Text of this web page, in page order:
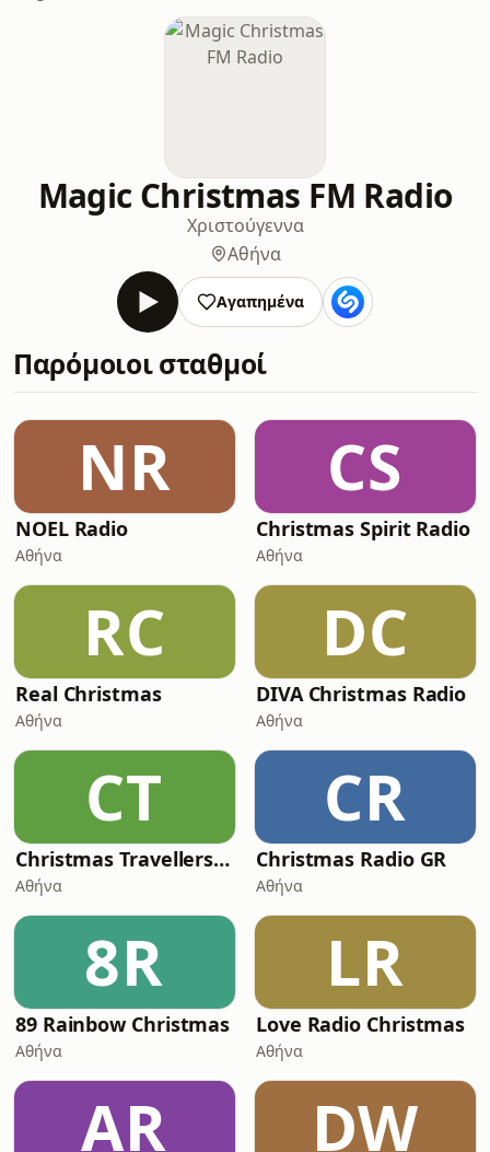
Magic Christmas FM Radio
Χριστούγεννα
Αθήνα
Αγαπημένα
Παρόμοιοι σταθμοί
NR
NOEL Radio
Αθήνα
CS
Christmas Spirit Radio
Αθήνα
RC
Real Christmas
Αθήνα
DC
DIVA Christmas Radio
Αθήνα
CT
Christmas Travellers Radio
Αθήνα
CR
Christmas Radio GR
Αθήνα
8R
89 Rainbow Christmas
Αθήνα
LR
Love Radio Christmas
Αθήνα
AR DW